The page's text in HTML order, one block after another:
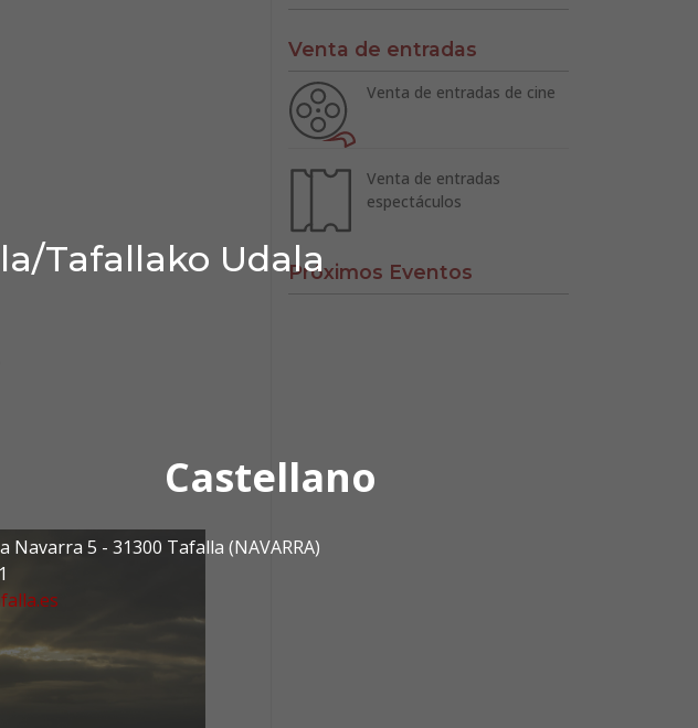
Tafallako Udala
Castellano
Navarra 5 - 31300 Tafalla (NAVARRA)
Venta de entradas
Venta de entradas de cine
Venta de entradas
espectáculos
Próximos Eventos